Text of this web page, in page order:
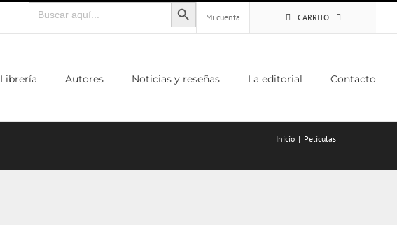
Buscar:
Mi cuenta
CARRITO
Librería Autores Noticias y reseñas La editorial Contacto
Inicio Películas